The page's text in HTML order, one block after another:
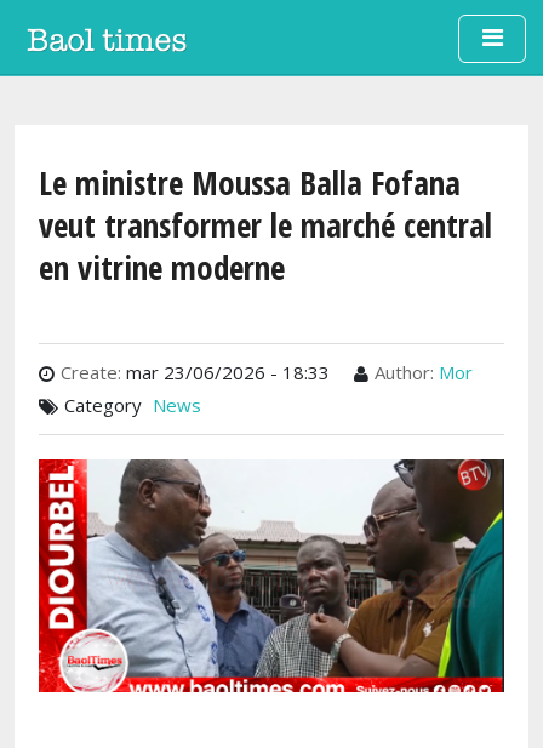
Aller au contenu principal
Le ministre Moussa Balla Fofana
veut transformer le marché central
en vitrine moderne
Create: mar 23/06/2026 - 18:33 Author: Mor
Category News